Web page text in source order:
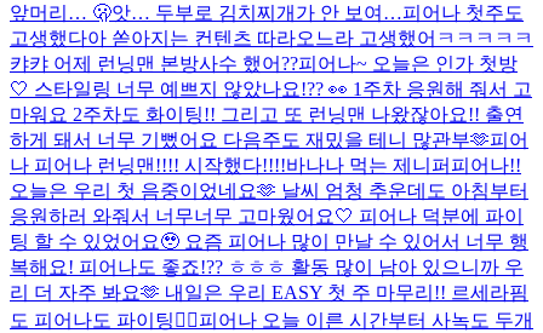
앞머리… 🫢앗… 두부로 김치찌개가 안 보여…피어나 첫주도
고생했다아 쏟아지는 컨텐츠 따라오느라 고생했어ㅋㅋㅋㅋㅋ
캬캬 어제 런닝맨 본방사수 했어??피어나~ 오늘은 인가 첫방
🤍​ 스타일링 너무 예쁘지 않았나요!?? 👀​ 1주차 응원해 줘서 고
마워요 2주차도 화이팅!! 그리고 또 런닝맨 나왔잖아요!! 출연
하게 돼서 너무 기뻤어요 다음주도 재밌을 테니 많관부🫶​피어
나 피어나 런닝맨!!!! 시작했다!!!!바나나 먹는 제니퍼 피어나!!
오늘은 우리 첫 음중이었네요🫶 날씨 엄청 추운데도 아침부터
응원하러 와줘서 너무너무 고마웠어요🤍 피어나 덕분에 파이
팅 할 수 있었어요🥹 요즘 피어나 많이 만날 수 있어서 너무 행
복해요! 피어나도 좋죠!?? ㅎㅎㅎ 활동 많이 남아 있으니까 우
리 더 자주 봐요🫶 내일은 우리 EASY 첫 주 마무리!! 르세라핌
도 피어나도 파이팅❤️‍🔥피어나 오늘 이른 시간부터 사녹도 두개